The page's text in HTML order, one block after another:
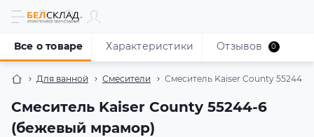
Для ванной Смесители Смеситель Kaiser County 55244-
Смеситель Kaiser County 55244-6
(бежевый мрамор)
Все о товаре Характеристики Отзывов 0